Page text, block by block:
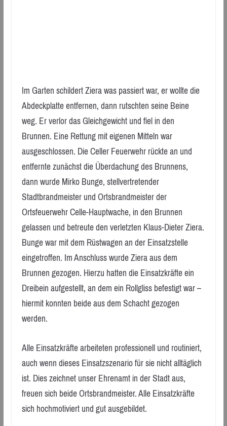
Im Garten schildert Ziera was passiert war, er wollte die
Abdeckplatte entfernen, dann rutschten seine Beine
weg. Er verlor das Gleichgewicht und fiel in den
Brunnen. Eine Rettung mit eigenen Mitteln war
ausgeschlossen. Die Celler Feuerwehr rückte an und
entfernte zunächst die Überdachung des Brunnens,
dann wurde Mirko Bunge, stellvertretender
Stadtbrandmeister und Ortsbrandmeister der
Ortsfeuerwehr Celle-Hauptwache, in den Brunnen
gelassen und betreute den verletzten Klaus-Dieter Ziera.
Bunge war mit dem Rüstwagen an der Einsatzstelle
eingetroffen. Im Anschluss wurde Ziera aus dem
Brunnen gezogen. Hierzu hatten die Einsatzkräfte ein
Dreibein aufgestellt, an dem ein Rollgliss befestigt war –
hiermit konnten beide aus dem Schacht gezogen
werden.
Alle Einsatzkräfte arbeiteten professionell und routiniert,
auch wenn dieses Einsatzszenario für sie nicht alltäglich
ist. Dies zeichnet unser Ehrenamt in der Stadt aus,
freuen sich beide Ortsbrandmeister. Alle Einsatzkräfte
sich hochmotiviert und gut ausgebildet.